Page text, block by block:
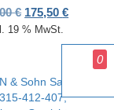
€€.
€ Ursprünglicher
175,50€
19 % MwSt.
0